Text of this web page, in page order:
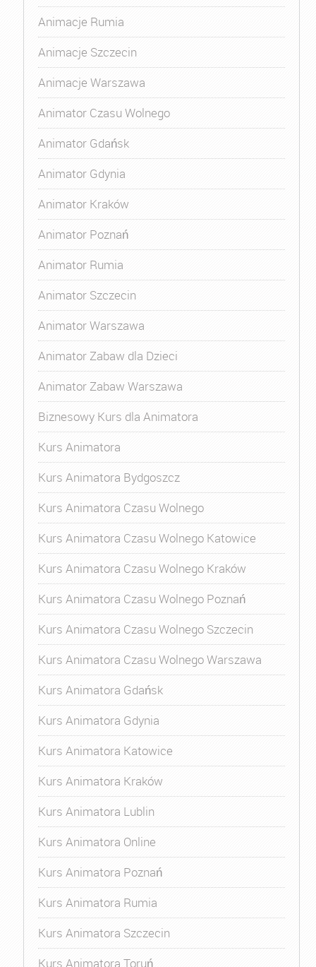
Animacje Rumia
Animacje Szczecin
Animacje Warszawa
Animator Czasu Wolnego
Animator Gdańsk
Animator Gdynia
Animator Kraków
Animator Poznań
Animator Rumia
Animator Szczecin
Animator Warszawa
Animator Zabaw dla Dzieci
Animator Zabaw Warszawa
Biznesowy Kurs dla Animatora
Kurs Animatora
Kurs Animatora Bydgoszcz
Kurs Animatora Czasu Wolnego
Kurs Animatora Czasu Wolnego Katowice
Kurs Animatora Czasu Wolnego Kraków
Kurs Animatora Czasu Wolnego Poznań
Kurs Animatora Czasu Wolnego Szczecin
Kurs Animatora Czasu Wolnego Warszawa
Kurs Animatora Gdańsk
Kurs Animatora Gdynia
Kurs Animatora Katowice
Kurs Animatora Kraków
Kurs Animatora Lublin
Kurs Animatora Online
Kurs Animatora Poznań
Kurs Animatora Rumia
Kurs Animatora Szczecin
Kurs Animatora Toruń